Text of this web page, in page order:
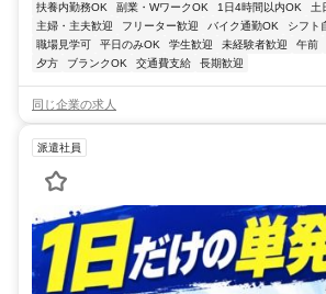
扶養内勤務OK 副業・WワークOK 1日4時間以内OK
土
主婦・主夫歓迎
フリーター歓迎 バイク通勤OK シフト
職場見学可
平日のみOK 学生歓迎 未経験者歓迎 午前
夕方
ブランクOK 交通費支給 長期歓迎
同じ企業の求人
派遣社員